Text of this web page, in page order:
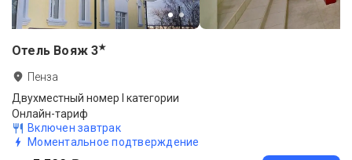
Отель Вояж 3★
Пенза
Двухместный номер I категории
Онлайн-тариф
Включен завтрак
Моментальное подтверждение